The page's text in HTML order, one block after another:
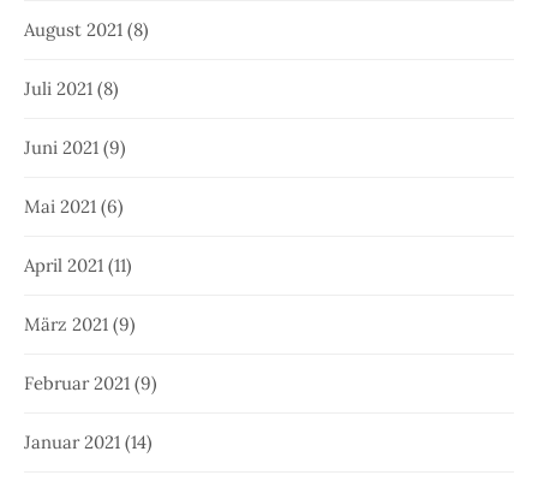
August 2021 (8)
Juli 2021 (8)
Juni 2021 (9)
Mai 2021 (6)
April 2021 (11)
März 2021 (9)
Februar 2021 (9)
Januar 2021 (14)